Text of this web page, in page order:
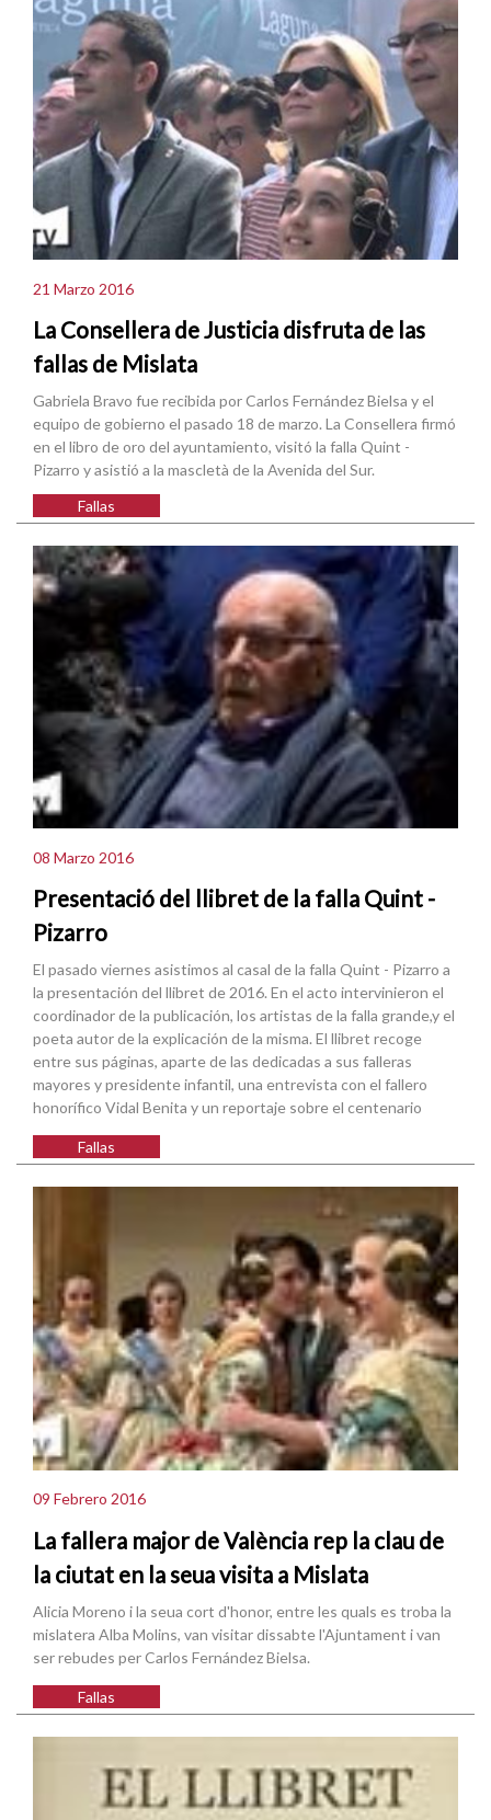
21 Marzo 2016
La Consellera de Justicia disfruta de las
fallas de Mislata
Gabriela Bravo fue recibida por Carlos Fernández Bielsa y el
equipo de gobierno el pasado 18 de marzo. La Consellera firmó
en el libro de oro del ayuntamiento, visitó la falla Quint -
Pizarro y asistió a la mascletà de la Avenida del Sur.
Fallas
08 Marzo 2016
Presentació del llibret de la falla Quint -
Pizarro
El pasado viernes asistimos al casal de la falla Quint - Pizarro a
la presentación del llibret de 2016. En el acto intervinieron el
coordinador de la publicación, los artistas de la falla grande,y el
poeta autor de la explicación de la misma. El llibret recoge
entre sus páginas, aparte de las dedicadas a sus falleras
mayores y presidente infantil, una entrevista con el fallero
honorífico Vidal Benita y un reportaje sobre el centenario
Fallas
09 Febrero 2016
La fallera major de València rep la clau de
la ciutat en la seua visita a Mislata
Alicia Moreno i la seua cort d'honor, entre les quals es troba la
mislatera Alba Molins, van visitar dissabte l'Ajuntament i van
ser rebudes per Carlos Fernández Bielsa.
Fallas